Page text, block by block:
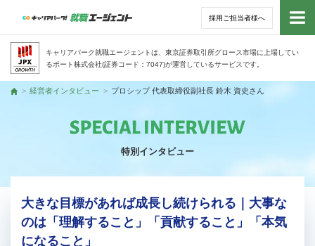
採用ご担当者様へ
キャリアパーク就職エージェントは、東京証券取引所グロース市場に上場してい
るポート株式会社(証券コード：7047)が運営しているサービスです。
トッ
トップ
経営者インタビュー プロシップ 代表取締役副社長 鈴木 資史さん
特別インタビュー
大きな目標があれば成長し続けられる｜大事な
のは「理解すること」「貢献すること」「本気
になること」